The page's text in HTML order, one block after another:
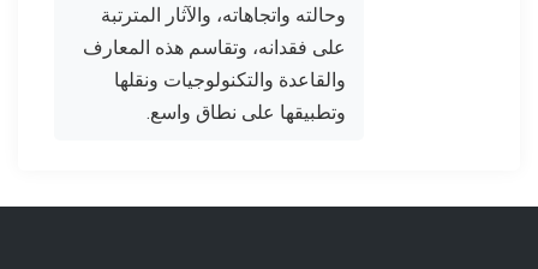
وحالته واتجاهاته، والآثار المترتبة
على فقدانه، وتقاسم هذه المعارف
والقاعدة والتكنولوجيات ونقلها
وتطبيقها على نطاق واسع.